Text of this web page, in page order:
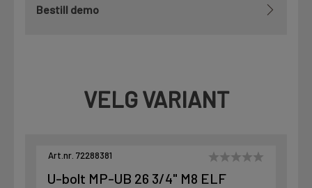
Bestill demo
VELG VARIANT
Art.nr. 72288381
U-bolt MP-UB 26 3/4" M8 ELF